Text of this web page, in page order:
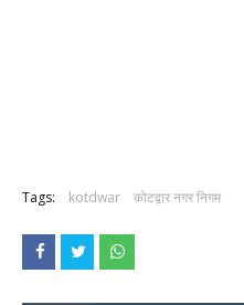
Tags: kotdwar कोटद्वार नगर निगम